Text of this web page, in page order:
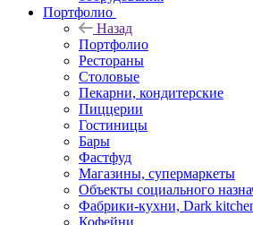
Портфолио
Назад
Портфолио
Рестораны
Столовые
Пекарни, кондитерские
Пиццерии
Гостиницы
Бары
Фастфуд
Магазины, супермаркеты
Объекты социального
Фабрики-кухни, Dark
Кофейни